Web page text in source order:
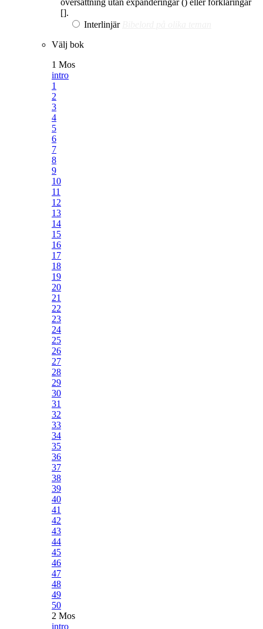
[].
Interlinjär
Välj bok
1 Mos
intro
1
2
3
4
5
6
7
8
9
10
11
12
13
14
15
16
17
18
19
20
21
22
23
24
25
26
27
28
29
30
31
32
33
34
35
36
37
38
39
40
41
42
43
44
45
46
47
48
49
50
2 Mos
intro